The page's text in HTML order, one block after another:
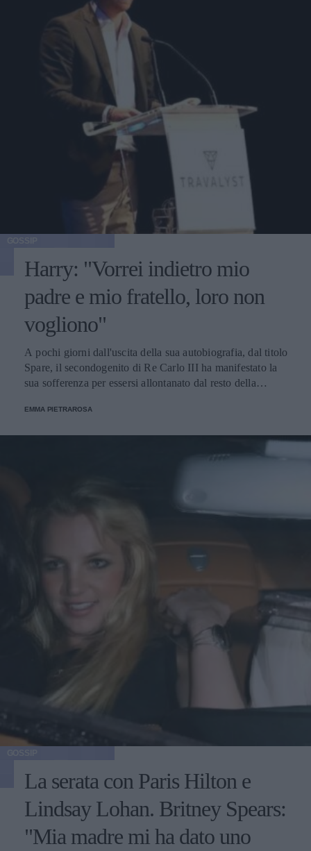
Harry: "Vorrei indietro mio
padre e mio fratello, loro non
vogliono"
A pochi giorni dall'uscita della sua autobiografia, dal titolo
Spare, il secondogenito di Re Carlo III ha manifestato la
sua sofferenza per essersi allontanato dal resto della
lui.
EMMA PIETRAROSA
La serata con Paris Hilton e
Lindsay Lohan. Britney Spears:
"Mia madre mi ha dato uno